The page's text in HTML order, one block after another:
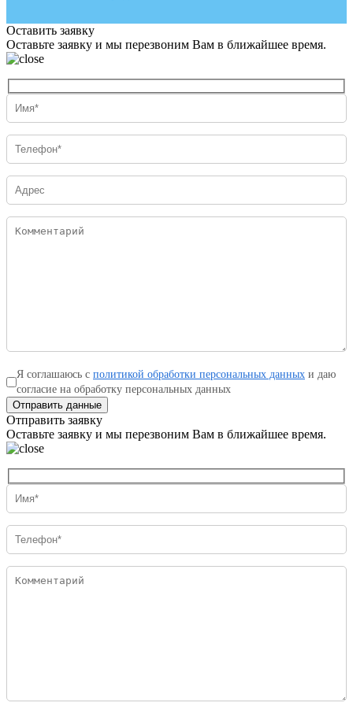
Оставить заявку
Оставьте заявку и мы перезвоним Вам в ближайшее время.
Я соглашаюсь с политикой обработки персональных данных и даю
согласие на обработку персональных данных
Отправить данные
Отправить заявку
Оставьте заявку и мы перезвоним Вам в ближайшее время.